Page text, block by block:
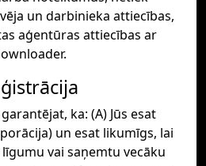
un darbinieka attiecības,
aģentūras attiecības ar
ka: (A) Jūs esat
un esat likumīgs, lai
vai saņemtu vecāku